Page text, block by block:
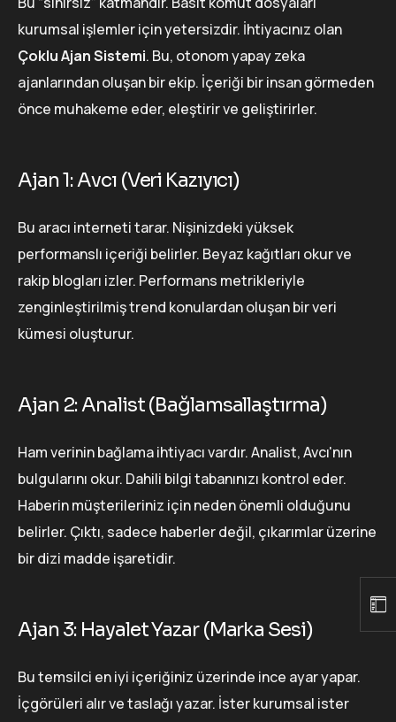
kurumsal işlemler için yetersizdir. İhtiyacınız olan
Çoklu Ajan Sistemi. Bu, otonom yapay zeka
ajanlarından oluşan bir ekip. İçeriği bir insan görmeden
önce muhakeme eder, eleştirir ve geliştirirler.
Ajan 1: Avcı (Veri Kazıyıcı)
Bu aracı interneti tarar. Nişinizdeki yüksek
performanslı içeriği belirler. Beyaz kağıtları okur ve
rakip blogları izler. Performans metrikleriyle
zenginleştirilmiş trend konulardan oluşan bir veri
kümesi oluşturur.
Ajan 2: Analist (Bağlamsallaştırma)
Ham verinin bağlama ihtiyacı vardır. Analist, Avcı'nın
bulgularını okur. Dahili bilgi tabanınızı kontrol eder.
Haberin müşterileriniz için neden önemli olduğunu
belirler. Çıktı, sadece haberler değil, çıkarımlar üzerine
bir dizi madde işaretidir.
Ajan 3: Hayalet Yazar (Marka Sesi)
Bu temsilci en iyi içeriğiniz üzerinde ince ayar yapar.
İçgörüleri alır ve taslağı yazar. İster kurumsal ister